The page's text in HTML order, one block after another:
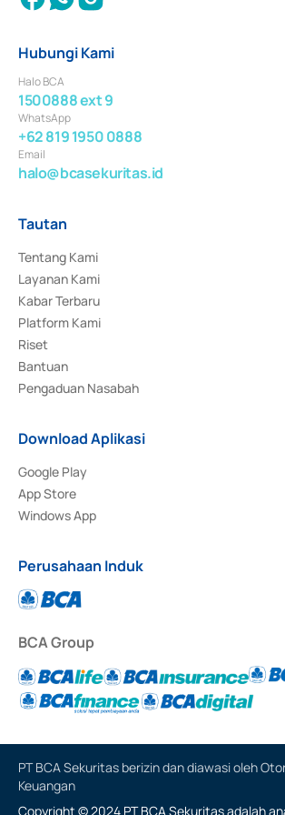
Hubungi Kami
Halo BCA
1500888 ext 9
WhatsApp
+62 819 1950 0888
Email
halo@bcasekuritas.id
Tautan
Tentang Kami
Layanan Kami
Kabar Terbaru
Platform Kami
Riset
Bantuan
Pengaduan Nasabah
Download Aplikasi
Google Play
App Store
Windows App
Perusahaan Induk
BCA Group
PT BCA Sekuritas berizin dan diawasi oleh
Keuangan
Copyright © 2024 PT BCA Sekuritas adalah